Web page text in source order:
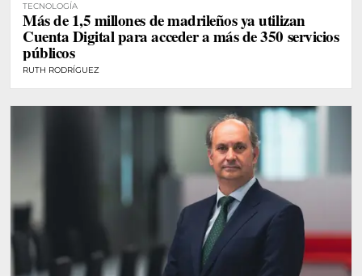
TECNOLOGÍA
Más de 1,5 millones de madrileños ya utilizan
Cuenta Digital para acceder a más de 350 servicios
públicos
RUTH RODRÍGUEZ